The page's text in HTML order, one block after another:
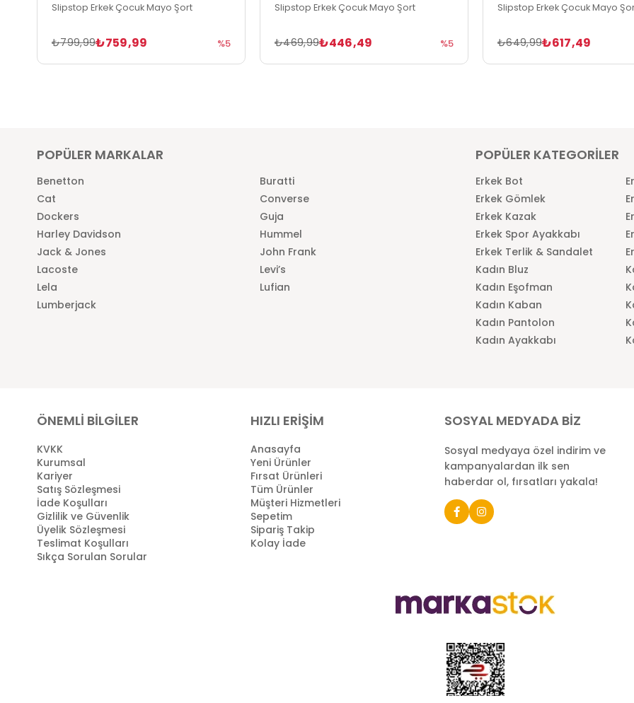
Slipstop Erkek Çocuk Mayo Şort
₺759,99
₺799,99 %5
Slipstop Erkek Çocuk Mayo Şort
₺446,49
₺469,99 %5
Slipstop Erkek Çocuk Mayo
₺617,49
₺649,99
POPÜLER MARKALAR
Benetton
Buratti
Cat
Converse
Dockers
Guja
Harley Davidson
Hummel
Jack & Jones
John Frank
Lacoste
Levi’s
Lela
Lufian
Lumberjack
POPÜLER KATEGORİLER
Erkek Bot
Erkek Gömlek
Erkek Kazak
Erkek Spor Ayakkabı
Erkek Terlik & Sandalet
Kadın Bluz
Kadın Eşofman
Kadın Kaban
Kadın Pantolon
Kadın Ayakkabı
ÖNEMLİ BİLGİLER
KVKK
Kurumsal
Kariyer
Satış Sözleşmesi
İade Koşulları
Gizlilik ve Güvenlik
Üyelik Sözleşmesi
Teslimat Koşulları
Sıkça Sorulan Sorular
HIZLI ERİŞİM
Anasayfa
Yeni Ürünler
Fırsat Ürünleri
Tüm Ürünler
Müşteri Hizmetleri
Sepetim
Sipariş Takip
Kolay İade
SOSYAL MEDYADA BİZ
Sosyal medyaya özel indirim ve
kampanyalardan ilk sen
haberdar ol, fırsatları yakala!